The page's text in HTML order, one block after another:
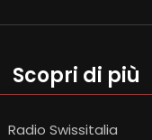
Scopri di più
Radio Swissitalia